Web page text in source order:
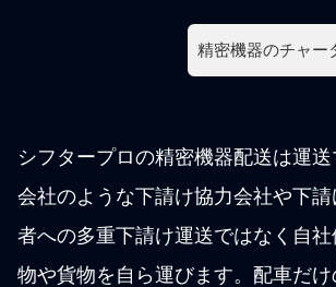
精密機器のチャー
シフタープロの精密機器配送は運
会社のような下請け協力会社や下
者への多重下請け運送ではなく自
物や貨物を自ら運びます。配車だ